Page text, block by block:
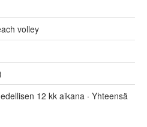
volley
12 kk aikana · Yhteensä